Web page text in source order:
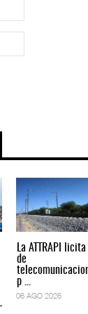
La ATTRAPI
de
p ...
06 AGO 2026